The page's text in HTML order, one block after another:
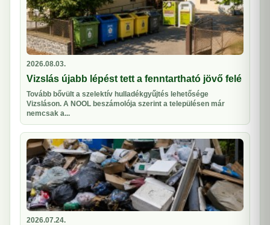
2026.08.03.
Vizslás újabb lépést tett a fenntartható jövő felé
Tovább bővült a szelektív hulladékgyűjtés lehetősége
Vizsláson. A NOOL beszámolója szerint a településen már
nemcsak a...
2026.07.24.